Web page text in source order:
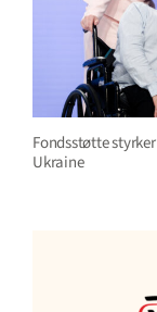
Fondsstøtte
Ukraine